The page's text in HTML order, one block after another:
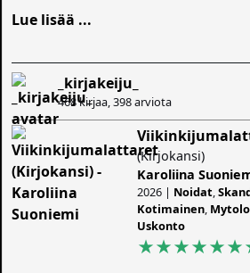
Lue lisää ...
_kirjakeiju_
468 kirjaa, 398 arviota
(Kirjokansi)
Karoliina
2026 | Noidat ,
Kotimainen
Uskonto